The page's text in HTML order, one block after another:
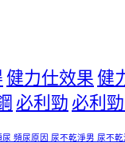
健力仕效果 健
必利勁 必利
頻尿原因 尿不乾淨男 尿不